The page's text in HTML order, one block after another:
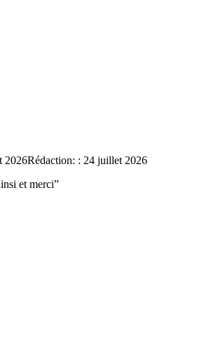
2026Rédaction: : 24 juillet 2026
et merci”